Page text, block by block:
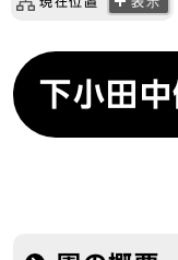
下小田中